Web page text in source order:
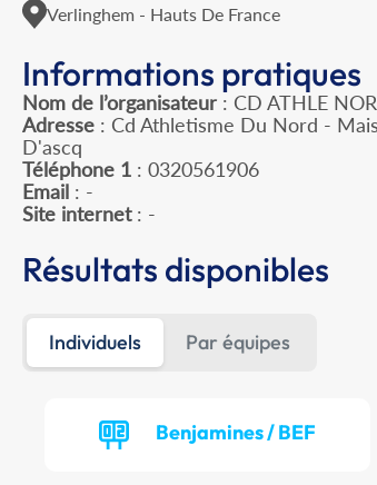
Verlinghem - Hauts De France
Informations pratiques
Nom de l’organisateur : CD ATHLE
Adresse : Cd Athletisme Du Nord -
D'ascq
Téléphone 1 : 0320561906
Email : -
Site internet: -
Résultats disponibles
Individuels Par équipes
Benjamines / BEF